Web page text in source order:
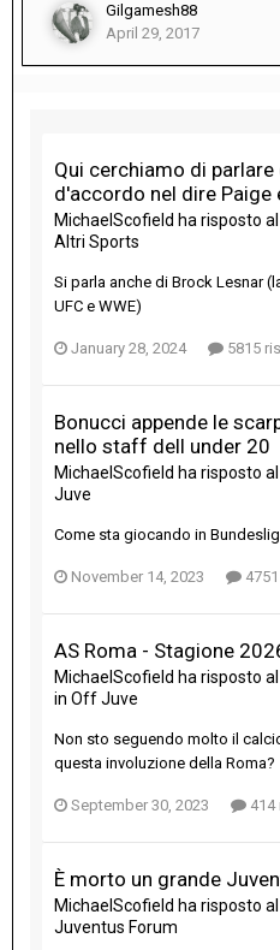
Gilgamesh88
April 29, 2017
Qui cerchiamo di
d'accordo nel dire Paige
MichaelScofield ha risposto
Altri Sports
Si parla anche di Brock Lesnar
UFC e WWE)
January 28, 2024 5815
Bonucci appende le
nello staff dell under 20
MichaelScofield ha risposto
Juve
Come sta giocando in
November 14, 2023
AS Roma - Stagione
MichaelScofield ha risposto
in Off Juve
Non sto seguendo molto il
questa involuzione della Roma?
September 30, 2023
È morto un grande
MichaelScofield ha risposto
Juventus Forum